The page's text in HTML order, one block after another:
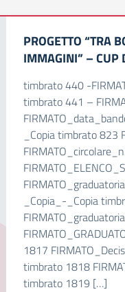
PROGETTO “TRA
IMMAGINI” –
timbrato 440 -
timbrato 441 –
_Copia timbrato
_Copia_-_Copia
1817
timbrato 1818
timbrato 1819 […]